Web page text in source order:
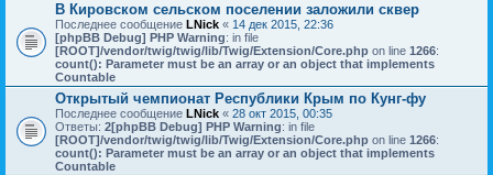
В Кировском сельском поселении заложили сквер
Последнее сообщение LNick « 14 дек 2015, 22:36
[phpBB Debug] PHP Warning: in file
[ROOT]/vendor/twig/twig/lib/Twig/Extension/Core.php on line 1266:
count(): Parameter must be an array or an object that implements
Countable
Открытый чемпионат Республики Крым по Кунг-фу
Последнее сообщение LNick « 28 окт 2015, 00:35
Ответы: 2[phpBB Debug] PHP Warning: in file
[ROOT]/vendor/twig/twig/lib/Twig/Extension/Core.php on line 1266:
count(): Parameter must be an array or an object that implements
Countable